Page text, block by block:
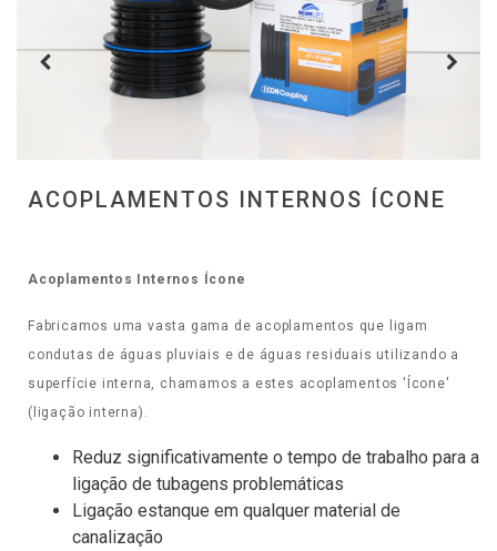
ACOPLAMENTOS INTERNOS ÍCONE
Acoplamentos Internos Ícone
Fabricamos uma vasta gama de acoplamentos que ligam
condutas de águas pluviais e de águas residuais utilizando a
superfície interna, chamamos a estes acoplamentos 'Ícone'
(ligação interna).
Reduz significativamente o tempo de trabalho para a
ligação de tubagens problemáticas
Ligação estanque em qualquer material de
canalização